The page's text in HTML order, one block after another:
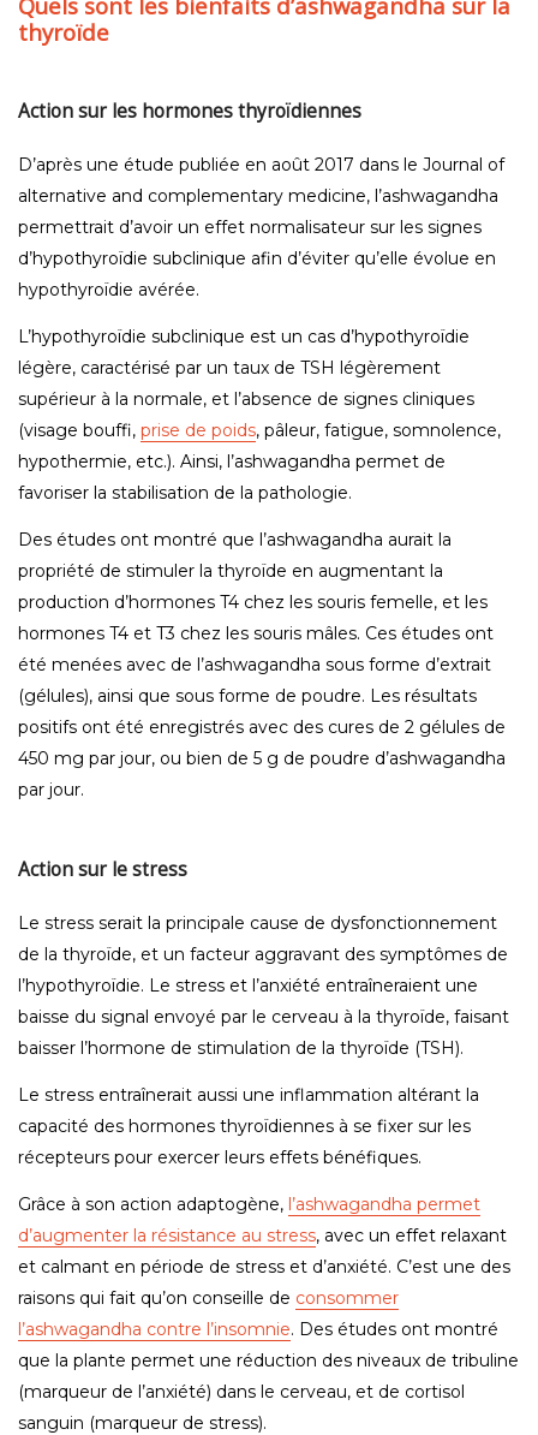
thyroïde
Action sur les hormones thyroïdiennes
D’après une étude publiée en août 2017 dans le Journal of
alternative and complementary medicine, l’ashwagandha
permettrait d’avoir un effet normalisateur sur les signes
d’hypothyroïdie subclinique afin d’éviter qu’elle évolue en
hypothyroïdie avérée.
L’hypothyroïdie subclinique est un cas d’hypothyroïdie
légère, caractérisé par un taux de TSH légèrement
supérieur à la normale, et l’absence de signes cliniques
(visage bouffi, prise de poids, pâleur, fatigue, somnolence,
hypothermie, etc.). Ainsi, l’ashwagandha permet de
favoriser la stabilisation de la pathologie.
Des études ont montré que l’ashwagandha aurait la
propriété de stimuler la thyroïde en augmentant la
production d’hormones T4 chez les souris femelle, et les
hormones T4 et T3 chez les souris mâles. Ces études ont
été menées avec de l’ashwagandha sous forme d’extrait
(gélules), ainsi que sous forme de poudre. Les résultats
positifs ont été enregistrés avec des cures de 2 gélules de
450 mg par jour, ou bien de 5 g de poudre d’ashwagandha
par jour.
Action sur le stress
Le stress serait la principale cause de dysfonctionnement
de la thyroïde, et un facteur aggravant des symptômes de
l’hypothyroïdie. Le stress et l’anxiété entraîneraient une
baisse du signal envoyé par le cerveau à la thyroïde, faisant
baisser l’hormone de stimulation de la thyroïde (TSH).
Le stress entraînerait aussi une inflammation altérant la
capacité des hormones thyroïdiennes à se fixer sur les
récepteurs pour exercer leurs effets bénéfiques.
Grâce à son action adaptogène, l’ashwagandha permet
d’augmenter la résistance au stress, avec un effet relaxant
et calmant en période de stress et d’anxiété. C’est une des
raisons qui fait qu’on conseille de consommer
l’ashwagandha contre l’insomnie. Des études ont montré
que la plante permet une réduction des niveaux de tribuline
(marqueur de l’anxiété) dans le cerveau, et de cortisol
sanguin (marqueur de stress).